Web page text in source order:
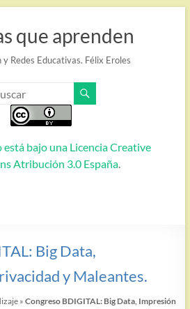
que aprenden
Redes Educativas. Félix Eroles
está bajo una Licencia Creative
Atribución 3.0 España.
Big Data,
y Maleantes.
»Congreso BDIGITAL: Big Data, Impresión